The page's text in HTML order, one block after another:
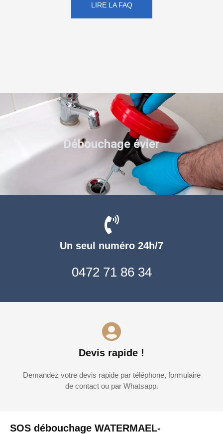
LIRE LA FAQ
SOS débouchage WATERMAEL-
Un seul numéro 24h/7
0472 71 86 34
Devis rapide !
Demandez votre devis rapide par téléphone, formulaire
de contact ou par Whatsapp.
Débouchage évier